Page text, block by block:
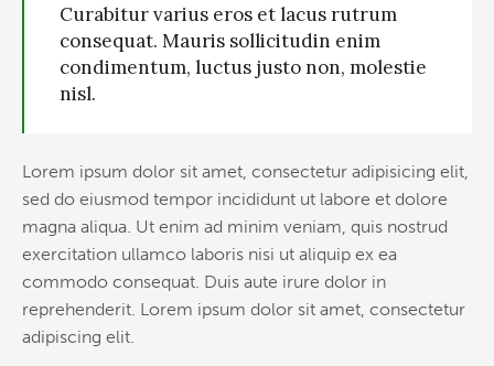
Curabitur varius eros et lacus rutrum
consequat. Mauris sollicitudin enim
condimentum, luctus justo non, molestie
nisl.
Lorem ipsum dolor sit amet, consectetur adipisicing elit,
sed do eiusmod tempor incididunt ut labore et dolore
magna aliqua. Ut enim ad minim veniam, quis nostrud
exercitation ullamco laboris nisi ut aliquip ex ea
commodo consequat. Duis aute irure dolor in
reprehenderit. Lorem ipsum dolor sit amet, consectetur
adipiscing elit.